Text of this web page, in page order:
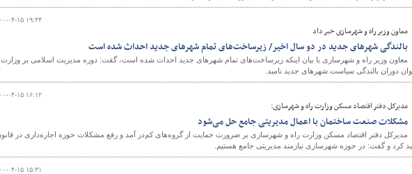
۱۴۰۰-۰۴-۱۵
معاون وزیر راه و شهرسازی خبر داد
بالندگی شهرهای جدید در دو سال اخیر/ زیرساخت‌های تمام شهرهای جدید احداث شده است
معاون وزیر راه و شهرسازی با بیان اینکه زیرساخت‌های تمام شهرهای جدید احداث شده است، گفت: دوره مدیریت اسلامی بر وزارت
دوران بالندگی سیاست شهر‌های جدید نامید.
۱۴۰۰-۰۴-۱۵
مدیرکل دفتر اقتصاد مسکن وزارت راه و شهرسازی:
مشکلات صنعت ساختمان با اعمال مدیریتی جامع حل می‌شود
مدیرکل دفتر اقتصاد مسکن وزارت راه و شهرسازی بر ضرورت حمایت از گروه‌های کم‌در آمد و رفع مشکلات حوزه اجاره‌داری در
کرد و گفت: در حوزه شهرسازی نیازمند مدیریتی جامع هستیم.
۱۴۰۰-۰۴-۱۵